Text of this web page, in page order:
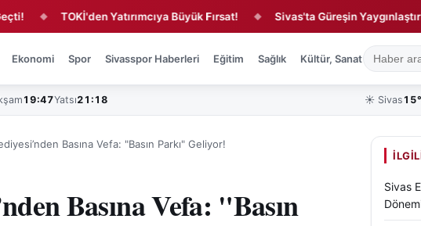
◆ TOKİ'den Yatırımcıya Büyük Fırsat! ◆ Sivas'ta Güreşin
Ekonomi Spor Sivasspor Haberleri Eğitim Sağlık Kültür, Sanat ve Tarih
19:47Yatsı21:18 ☀️ Sivas 15°
Basına Vefa: "Basın Parkı" Geliyor!
Basına Vefa: "Basın
Sivas